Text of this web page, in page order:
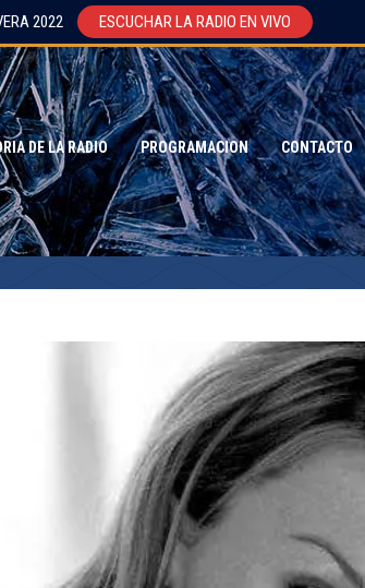
DE LA RADIO PROGRAMACION CONTACTO
2022 ESCUCHAR LA RADIO EN VIVO